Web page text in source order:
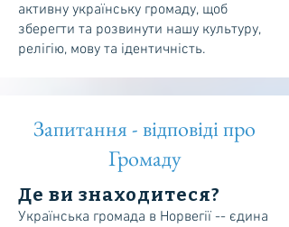
активну українську громаду, щоб
зберегти та розвинути нашу культуру,
релігію, мову та ідентичність.
Запитання - відповіді про
Громаду
Де ви знаходитеся?
Українська громада в Норвегії -- єдина